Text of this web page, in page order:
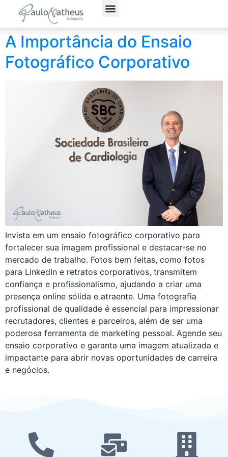
A Importância do Ensaio
Fotográfico Corporativo
Invista em um ensaio fotográfico corporativo para
fortalecer sua imagem profissional e destacar-se no
mercado de trabalho. Fotos bem feitas, como fotos
para LinkedIn e retratos corporativos, transmitem
confiança e profissionalismo, ajudando a criar uma
presença online sólida e atraente. Uma fotografia
profissional de qualidade é essencial para impressionar
recrutadores, clientes e parceiros, além de ser uma
poderosa ferramenta de marketing pessoal. Agende seu
ensaio corporativo e garanta uma imagem atualizada e
impactante para abrir novas oportunidades de carreira
e negócios.